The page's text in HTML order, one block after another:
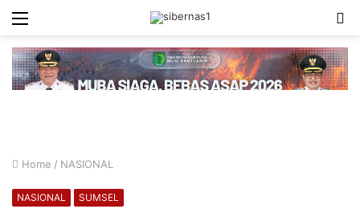
Menu
Home / NASIONAL
NASIONAL SUMSEL